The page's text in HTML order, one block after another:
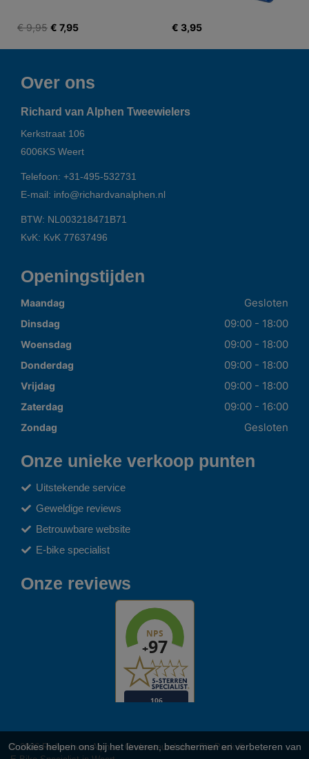
€ 9,95 € 7,95 € 3,95
Over ons
Richard van Alphen Tweewielers
Kerkstraat 106
6006KS Weert
Telefoon: +31-495-532731
E-mail: info@richardvanalphen.nl
BTW: NL003218471B71
KvK: KvK 77637496
Openingstijden
Maandag Gesloten
Dinsdag 09:00 - 18:00
Woensdag 09:00 - 18:00
Donderdag 09:00 - 18:00
Vrijdag 09:00 - 18:00
Zaterdag 09:00 - 16:00
Zondag Gesloten
Onze unieke verkoop punten
Uitstekende service
Geweldige reviews
Betrouwbare website
E-bike specialist
Onze reviews
© 2026 Richard van Alphen. Ondersteund doorSitePack ®
Cookies helpen ons bij het leveren, beschermen en verbeteren van